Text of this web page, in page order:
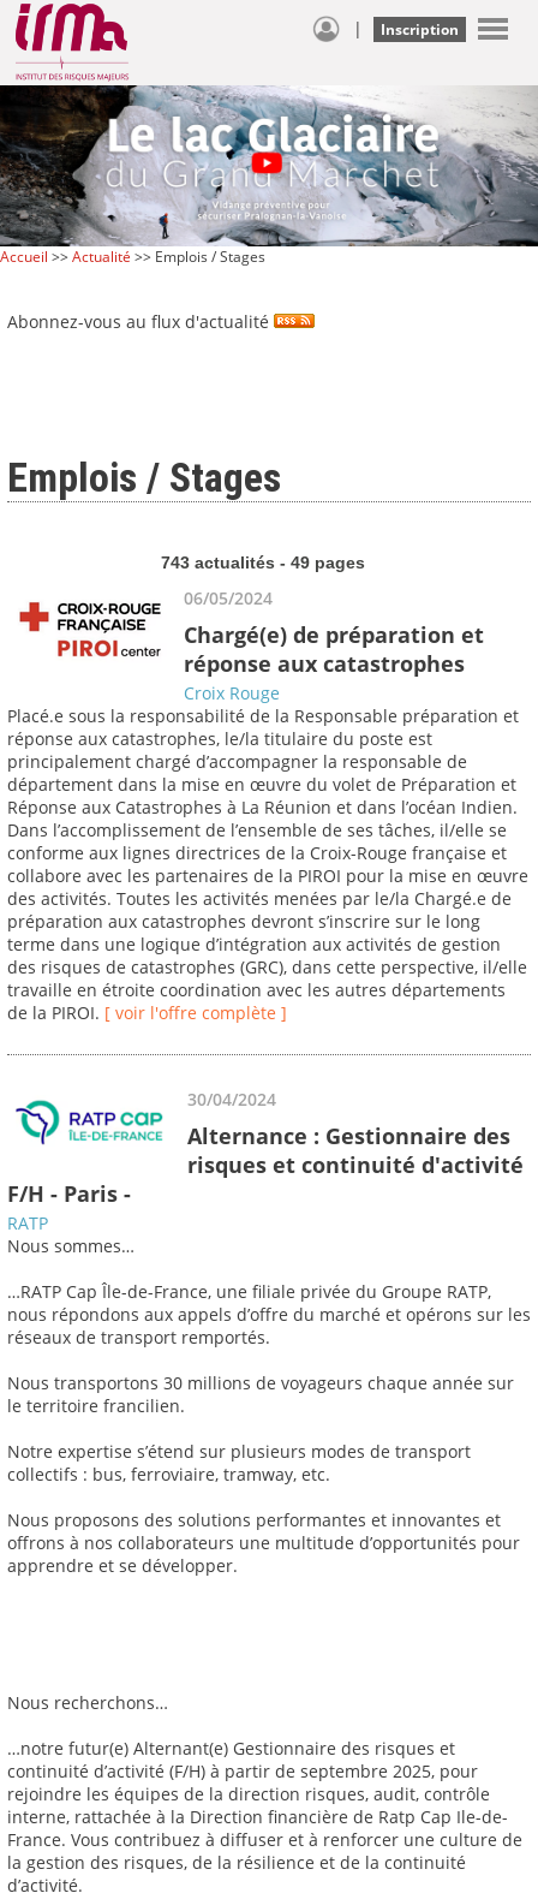
| Inscription
Accueil >>Actualité >> Emplois / Stages
Abonnez-vous au flux d'actualité
Emplois / Stages
743 actualités - 49 pages
06/05/2024
Chargé(e) de préparation et
réponse aux catastrophes
Croix Rouge
Placé.e sous la responsabilité de la Responsable préparation et
réponse aux catastrophes, le/la titulaire du poste est
principalement chargé d’accompagner la responsable de
département dans la mise en œuvre du volet de Préparation et
Réponse aux Catastrophes à La Réunion et dans l’océan Indien.
Dans l’accomplissement de l’ensemble de ses tâches, il/elle se
conforme aux lignes directrices de la Croix-Rouge française et
collabore avec les partenaires de la PIROI pour la mise en œuvre
des activités. Toutes les activités menées par le/la Chargé.e de
préparation aux catastrophes devront s’inscrire sur le long
terme dans une logique d’intégration aux activités de gestion
des risques de catastrophes (GRC), dans cette perspective, il/elle
travaille en étroite coordination avec les autres départements
de la PIROI. [ voir l'offre complète ]
30/04/2024
Alternance : Gestionnaire des
risques et continuité d'activité
F/H - Paris -
RATP
Nous sommes…
…RATP Cap Île-de-France, une filiale privée du Groupe RATP,
nous répondons aux appels d’offre du marché et opérons sur les
réseaux de transport remportés.
Nous transportons 30 millions de voyageurs chaque année sur
le territoire francilien.
Notre expertise s’étend sur plusieurs modes de transport
collectifs : bus, ferroviaire, tramway, etc.
Nous proposons des solutions performantes et innovantes et
offrons à nos collaborateurs une multitude d’opportunités pour
apprendre et se développer.
Nous recherchons…
…notre futur(e) Alternant(e) Gestionnaire des risques et
continuité d’activité (F/H) à partir de septembre 2025, pour
rejoindre les équipes de la direction risques, audit, contrôle
interne, rattachée à la Direction financière de Ratp Cap Ile-de-
France. Vous contribuez à diffuser et à renforcer une culture de
la gestion des risques, de la résilience et de la continuité
d’activité.